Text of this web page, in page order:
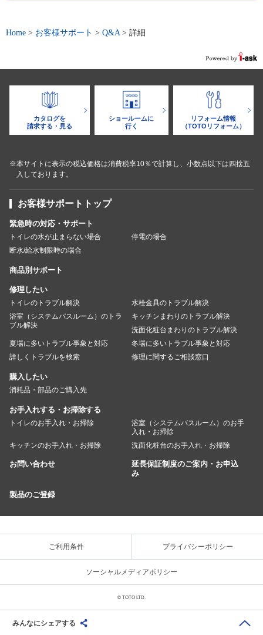
Home > お客様サポート > Q&A > 詳細
カタログを
請求する・見る
ショールームに
行く
リフォーム情報
（TOTOリフォーム）
※本サイトに表示の税込価格は消費税率10％で計算し、小数点以下は四捨五
入しております。
お客様サポートトップ
緊急時の対応・サポート
トイレの水が止まらない場合
停電の場合
断水/給水制限時の場合
商品別サポート
修理したい
トイレのトラブル解決
水栓金具のトラブル解決
浴室（システムバスルーム）のトラ
ブル解決
キッチンまわりのトラブル解決
洗面化粧台まわりのトラブル解決
夏場に多いトラブル事象と対応
冬場に多いトラブル事象と対応
詳しくトラブルを検索
修理に関するご相談窓口
購入したい
消耗品・部品のご購入先
お手入れする・お掃除する
トイレのお手入れ・お掃除
浴室（システムバスルーム）のお手
入れ・お掃除
キッチンのお手入れ・お掃除
洗面化粧台のお手入れ・お掃除
お問い合わせ
延長保証制度のご案内・お申込
み
製品のご登録
ご利用条件 プライバシーポリシー
ソーシャルメディアポリシー
みんなにシェアする
© TOTO LTD.